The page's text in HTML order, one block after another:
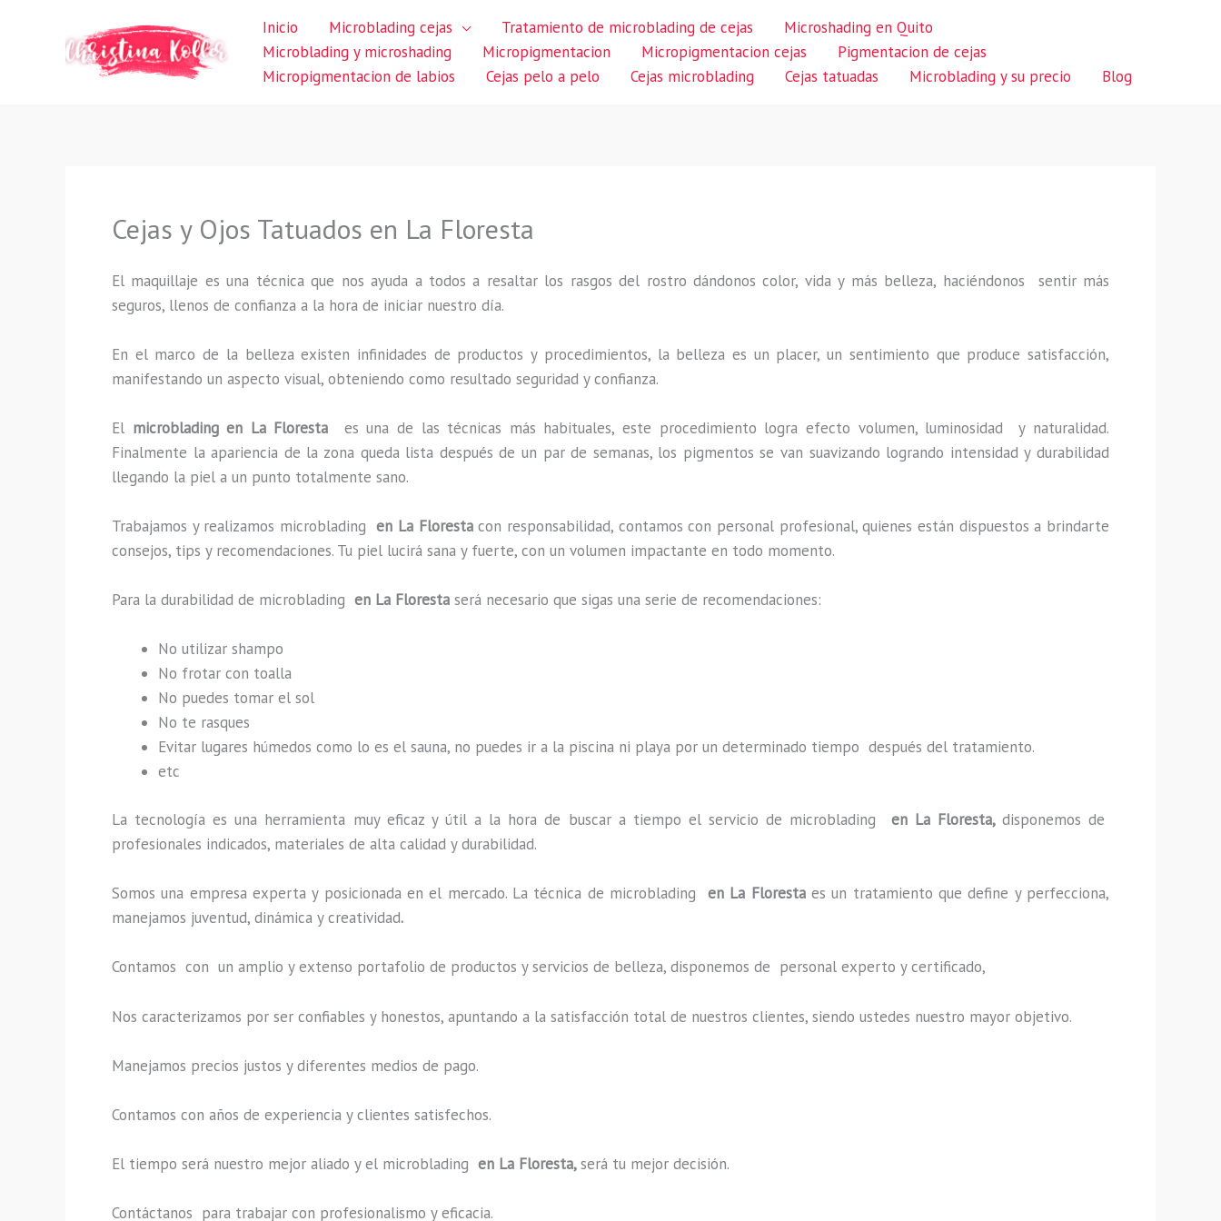
Inicio Microblading cejas Tratamiento de microblading de cejas
Microshading en Quito
Microblading y microshading
Micropigmentacion Micropigmentacion cejas
Pigmentacion de cejas
Micropigmentacion de labios
Cejas pelo a pelo Cejas microblading Cejas tatuadas Microblading y su precio Blog
Cejas y Ojos Tatuados en La Floresta
El maquillaje es una técnica que nos ayuda a todos a resaltar los rasgos del rostro dándonos color, vida y más belleza, haciéndonos sentir más
seguros, llenos de confianza a la hora de iniciar nuestro día.
En el marco de la belleza existen infinidades de productos y procedimientos, la belleza es un placer, un sentimiento que produce satisfacción,
manifestando un aspecto visual, obteniendo como resultado seguridad y confianza.
El microblading en La Floresta es una de las técnicas más habituales, este procedimiento logra efecto volumen, luminosidad y naturalidad.
Finalmente la apariencia de la zona queda lista después de un par de semanas, los pigmentos se van suavizando logrando intensidad y durabilidad
llegando la piel a un punto totalmente sano.
Trabajamos y realizamos microblading en La Florestacon responsabilidad, contamos con personal profesional, quienes están dispuestos a brindarte
consejos, tips y recomendaciones. Tu piel lucirá sana y fuerte, con un volumen impactante en todo momento.
Para la durabilidad de microblading en La Floresta será necesario que sigas una serie de recomendaciones:
No utilizar shampo
No frotar con toalla
No puedes tomar el sol
No te rasques
Evitar lugares húmedos como lo es el sauna, no puedes ir a la piscina ni playa por un determinado tiempo después del tratamiento.
etc
La tecnología es una herramienta muy eficaz y útil a la hora de buscar a tiempo el servicio de microblading en La Floresta, disponemos de
profesionales indicados, materiales de alta calidad y durabilidad.
Somos una empresa experta y posicionada en el mercado. La técnica de microblading en La Floresta es un tratamiento que define y perfecciona,
manejamos juventud, dinámica y creatividad.
Contamos con un amplio y extenso portafolio de productos y servicios de belleza, disponemos de personal experto y certificado,
Nos caracterizamos por ser confiables y honestos, apuntando a la satisfacción total de nuestros clientes, siendo ustedes nuestro mayor objetivo.
Manejamos precios justos y diferentes medios de pago.
Contamos con años de experiencia y clientes satisfechos.
El tiempo será nuestro mejor aliado y el microblading en La Floresta,será tu mejor decisión.
Contáctanos para trabajar con profesionalismo y eficacia.